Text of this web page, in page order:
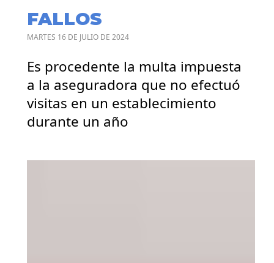
FALLOS
MARTES 16 DE JULIO DE 2024
Es procedente la multa impuesta
a la aseguradora que no efectuó
visitas en un establecimiento
durante un año